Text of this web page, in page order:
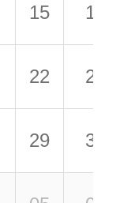
15 16
22 23
29 30